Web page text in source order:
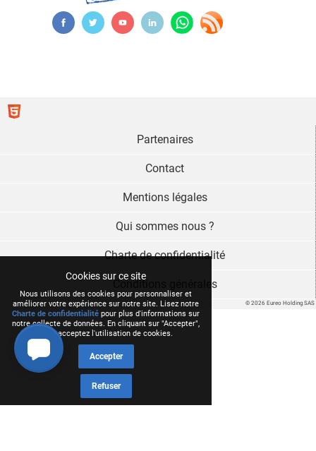
Cookies sur ce site
Nous utilisons des cookies pour personnaliser et
améliorer votre expérience sur notre site. Lisez notre
Charte de confidentialité pour plus d'informations sur
notre collecte de données. En cliquant sur "Accepter",
vous acceptez l'utilisation de cookies.
Accepter
Refuser
© 2026 Eureo Holding SAS
Partenaires
Contact
Mentions légales
Qui sommes nous ?
Charte de confidentialité
Conditions générales